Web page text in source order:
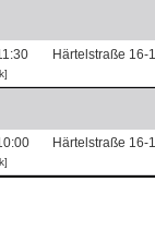
Härtelstraße 16-
Härtelstraße 16-